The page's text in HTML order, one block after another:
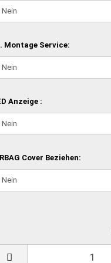
Montage Service:
Anzeige :
Cover Beziehen: